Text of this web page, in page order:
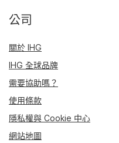
公司
關於 IHG
IHG 全球品牌
需要協助嗎？
使用條款
隱私權與 Cookie 中心
網站地圖